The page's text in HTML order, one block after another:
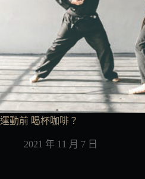
運動前 喝杯咖啡？
2021 年 11 月 7 日